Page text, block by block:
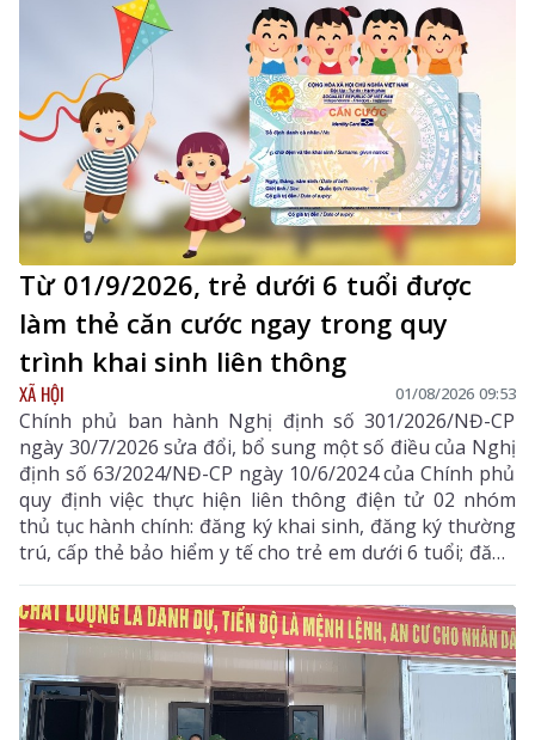
Từ 01/9/2026, trẻ dưới 6 tuổi được
làm thẻ căn cước ngay trong quy
trình khai sinh liên thông
XÃ HỘI 01/08/2026 09:53
Chính phủ ban hành Nghị định số 301/2026/NĐ-CP
ngày 30/7/2026 sửa đổi, bổ sung một số điều của Nghị
định số 63/2024/NĐ-CP ngày 10/6/2024 của Chính phủ
quy định việc thực hiện liên thông điện tử 02 nhóm
thủ tục hành chính: đăng ký khai sinh, đăng ký thường
trú, cấp thẻ bảo hiểm y tế cho trẻ em dưới 6 tuổi; đăng
ký khai tử, xóa đăng ký thường trú, giải quyết mai
táng phí, tử tuất.